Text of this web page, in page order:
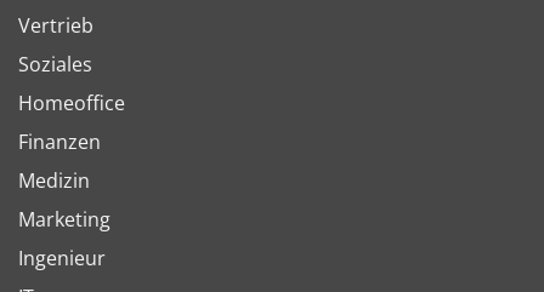
Vertrieb
Soziales
Homeoffice
Finanzen
Medizin
Marketing
Ingenieur